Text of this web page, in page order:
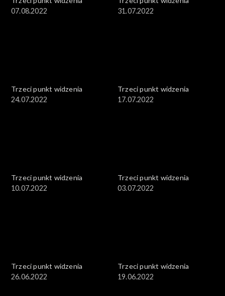
07.08.2022
31.07.2022
Trzeci punkt widzenia
24.07.2022
Trzeci punkt widzenia
17.07.2022
Trzeci punkt widzenia
10.07.2022
Trzeci punkt widzenia
03.07.2022
Trzeci punkt widzenia
26.06.2022
Trzeci punkt widzenia
19.06.2022